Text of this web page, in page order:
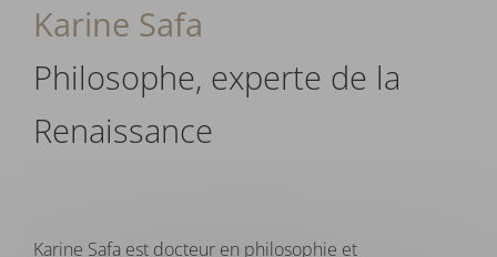
Karine Safa
Philosophe, experte de la
Renaissance
Karine Safa est docteur en philosophie et